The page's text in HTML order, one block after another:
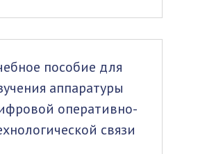
пособие для
аппаратуры
оперативно-
связи